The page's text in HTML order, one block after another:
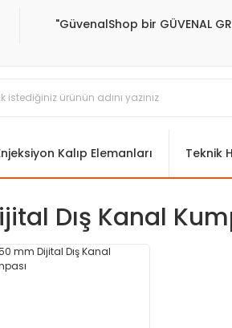
"GüvenalShop bir GÜVENAL
Kalıp Elemanları Teknik
Dış Kanal